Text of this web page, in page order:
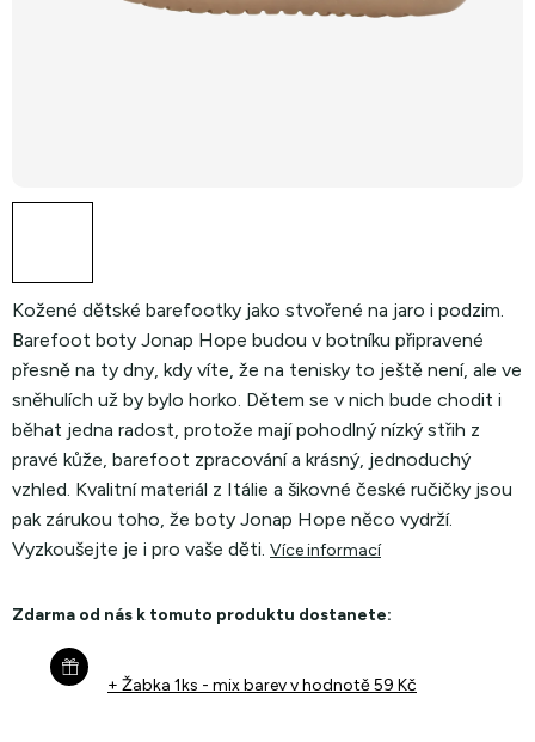
Kožené dětské barefootky jako stvořené na jaro i podzim.
Barefoot boty Jonap Hope budou v botníku připravené
přesně na ty dny, kdy víte, že na tenisky to ještě není, ale ve
sněhulích už by bylo horko. Dětem se v nich bude chodit i
běhat jedna radost, protože mají pohodlný nízký střih z
pravé kůže, barefoot zpracování a krásný, jednoduchý
vzhled. Kvalitní materiál z Itálie a šikovné české ručičky jsou
pak zárukou toho, že boty Jonap Hope něco vydrží.
Vyzkoušejte je i pro vaše děti. Více informací
Zdarma od nás k tomuto produktu dostanete:
+ Žabka 1ks - mix barevv hodnotě 59 Kč